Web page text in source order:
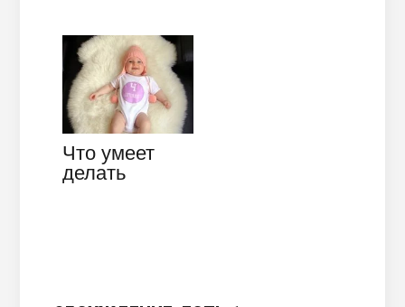
неделям,
этапы…
Что умеет
делать